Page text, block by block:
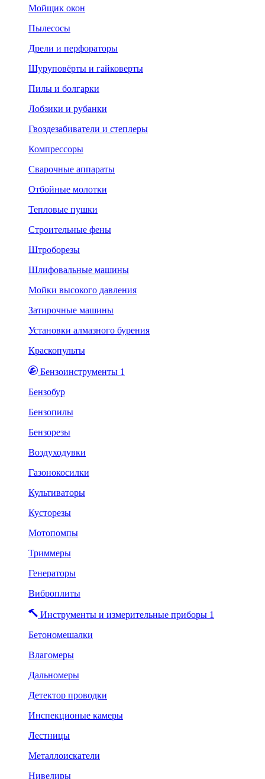
Мойщик окон
Пылесосы
Дрели и перфораторы
Шуруповёрты и гайковерты
Пилы и болгарки
Лобзики и рубанки
Гвоздезабиватели и степлеры
Компрессоры
Сварочные аппараты
Отбойные молотки
Тепловые пушки
Строительные фены
Штроборезы
Шлифовальные машины
Мойки высокого давления
Затирочные машины
Установки алмазного бурения
Краскопульты
Бензоинструменты 1
Бензобур
Бензопилы
Бензорезы
Воздуходувки
Газонокосилки
Культиваторы
Кусторезы
Мотопомпы
Триммеры
Генераторы
Виброплиты
Инструменты и измерительные приборы 1
Бетономешалки
Влагомеры
Дальномеры
Детектор проводки
Инспекционые камеры
Лестницы
Металлоискатели
Нивелиры